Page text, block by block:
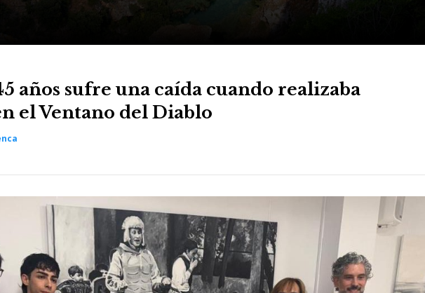
años sufre una caída cuando realizaba
el Ventano del Diablo